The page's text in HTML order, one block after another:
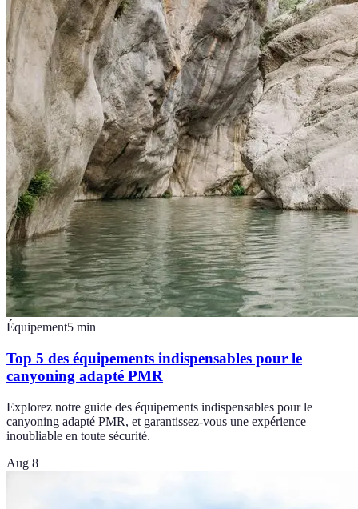
Équipement5 min
Top 5 des équipements indispensables pour le
canyoning adapté PMR
Explorez notre guide des équipements indispensables pour le
canyoning adapté PMR, et garantissez-vous une expérience
inoubliable en toute sécurité.
Aug 8